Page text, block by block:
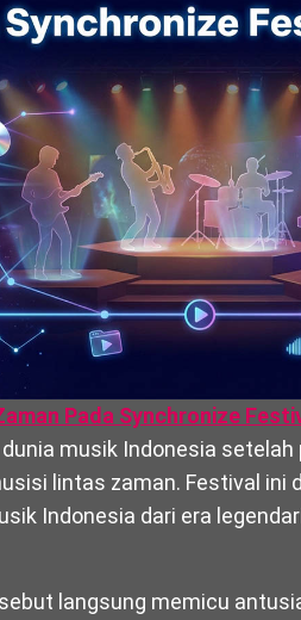
Pada Synchronize
musik Indonesia
lintas zaman. Festival ini
Indonesia dari era
langsung memicu